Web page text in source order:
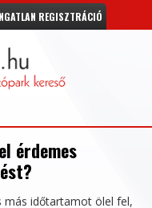
REGISZTRÁCIÓ
érdemes
más időtartamot ölel fel,